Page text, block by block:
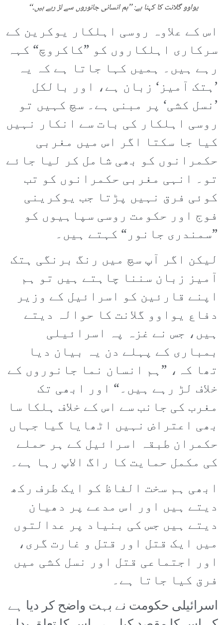
یواوو گلانت کا کہنا ہے: ’’ہم انسانی جانوروں سے لڑ رہے ہیں۔‘‘
اس کے علاوہ روسی اہلکار یوکرین کے
سرکاری اہلکاروں کو ”کاکروچ“ کہہ
رہے ہیں۔ ہمیں کہا جاتا ہے کہ یہ
’ہتک آمیز‘ زبان ہے، اور بالکل
’نسل کشی‘ پر مبنی ہے۔ سچ کہیں تو
روسی اہلکار کی بات سے انکار نہیں
کیا جا سکتا اگر اس میں مغربی
حکمرانوں کو بھی شامل کر لیا جائے
تو۔ انہی مغربی حکمرانوں کو تب
کوئی فرق نہیں پڑتا جب یوکرینی
فوج اور حکومت روسی سپاہیوں کو
”سمندری جانور“ کہتے ہیں۔
لیکن اگر آپ سچ میں رنگ برنگی ہتک
آمیز زبان سننا چاہتے ہیں تو ہم
اپنے قارئین کو اسرائیل کے وزیر
دفاع یواوو گلانت کا حوالہ دیتے
ہیں، جس نے غزہ پہ اسرائیلی
بمباری کے پہلے دن یہ بیان دیا
تھا کہ، ”ہم انسان نما جانوروں کے
خلاف لڑ رہے ہیں۔“ اور ابھی تک
مغرب کی جانب سے اس کے خلاف ہلکا سا
بھی اعتراض نہیں اٹھایا گیا جہاں
حکمران طبقہ اسرائیل کے ہر حملے
کی مکمل حمایت کا راگ الاپ رہا ہے۔
ابھی ہم سخت الفاظ کو ایک طرف رکھ
دیتے ہیں اور اس مدعے پر دھیان
دیتے ہیں جس کی بنیاد پر عدالتوں
میں ایک قتل اور قتل و غارت گری،
اور اجتماعی قتل اور نسل کشی میں
فرق کیا جاتا ہے۔
اسرائیلی حکومت نے بہت واضح کر دیا ہے